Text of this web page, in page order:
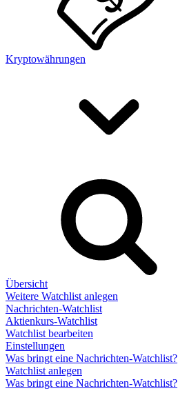
Kryptowährungen
Übersicht
Weitere Watchlist anlegen
Nachrichten-Watchlist
Aktienkurs-Watchlist
Watchlist bearbeiten
Einstellungen
Was bringt eine Nachrichten-Watchlist?
Watchlist anlegen
Was bringt eine Nachrichten-Watchlist?